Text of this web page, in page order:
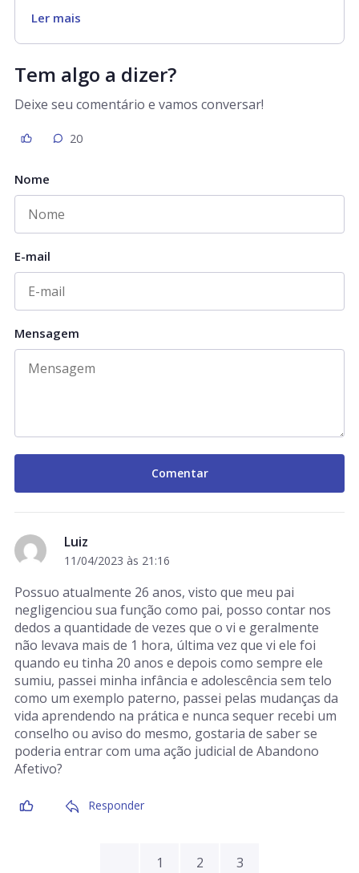
Ler mais
Tem algo a dizer?
Deixe seu comentário e vamos conversar!
20
Nome
E-mail
Mensagem
Luiz
11/04/2023 às 21:16
Possuo atualmente 26 anos, visto que meu pai
negligenciou sua função como pai, posso contar nos
dedos a quantidade de vezes que o vi e geralmente
não levava mais de 1 hora, última vez que vi ele foi
quando eu tinha 20 anos e depois como sempre ele
sumiu, passei minha infância e adolescência sem telo
como um exemplo paterno, passei pelas mudanças da
vida aprendendo na prática e nunca sequer recebi um
conselho ou aviso do mesmo, gostaria de saber se
poderia entrar com uma ação judicial de Abandono
Afetivo?
Responder
1 2 3